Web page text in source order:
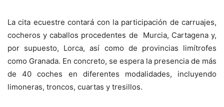
La cita ecuestre contará con la participación de carruajes,
cocheros y caballos procedentes de Murcia, Cartagena y,
por supuesto, Lorca, así como de provincias limítrofes
como Granada. En concreto, se espera la presencia de más
de 40 coches en diferentes modalidades, incluyendo
limoneras, troncos, cuartas y tresillos.